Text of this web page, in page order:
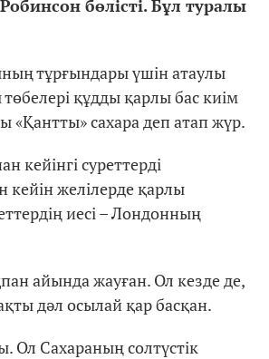
бөлісті. Бұл туралы
тұрғындары үшін атаулы
құдды қарлы бас киім
«Қантты» сахара деп атап жүр.
кейінгі суреттерді
желілерде қарлы
иесі – Лондонның
айында жауған. Ол кезде де,
дәл осылай қар басқан.
Ол Сахараның солтүстік